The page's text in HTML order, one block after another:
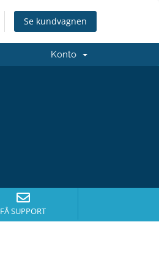
Se kundvagnen
Konto
FÅ SUPPORT